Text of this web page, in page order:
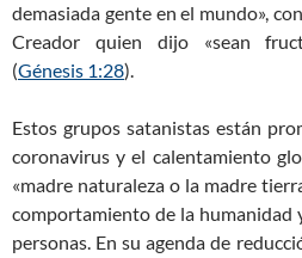
demasiada gente en el mundo»,
Creador quien dijo «sean
(Génesis 1:28).
Estos grupos satanistas están
coronavirus y el calentamiento
«madre naturaleza o la madre
comportamiento de la humanidad
personas. En su agenda de